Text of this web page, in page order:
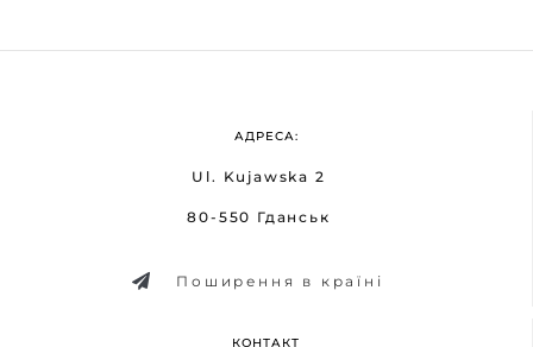
АДРЕСА:
Ul. Kujawska 2
80-550 Гданськ
Поширення в країні
КОНТАКТ